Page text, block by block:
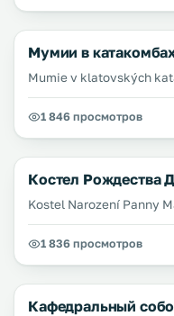
Мумии в
Mumie v klatovských
1 846 просмотров
Костел Рождества
Kostel Narození Panny
1 836 просмотров
Кафедральный